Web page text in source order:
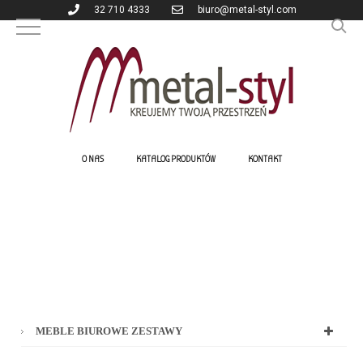
32 710 4333 biuro@metal-styl.com
O NAS KATALOG PRODUKTÓW KONTAKT
MEBLE BIUROWE ZESTAWY